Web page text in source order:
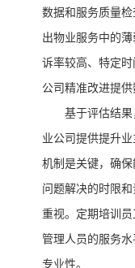
数据和服务质量
出物业服务中的
诉率较高、特定
公司精准改进提供
基于评估结
业公司提供提升
机制是关键，确
问题解决的时限
重视。定期培训
管理人员的服务
专业性。